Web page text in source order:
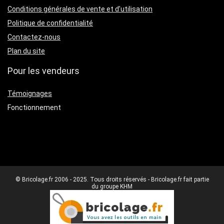
Conditions générales de vente et d’utilisation
Politique de confidentialité
Contactez-nous
Plan du site
Pour les vendeurs
Témoignages
Fonctionnement
© Bricolage.fr 2006 - 2025. Tous droits réservés - Bricolage.fr fait partie
du groupe KHM